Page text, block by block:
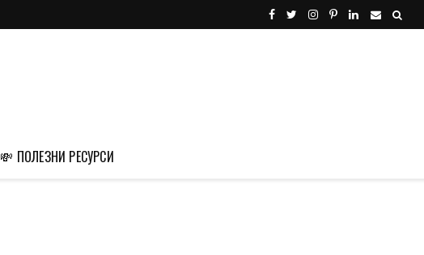
💸 ПОЛЕЗНИ РЕСУРСИ